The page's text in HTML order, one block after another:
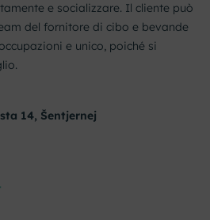
e socializzare. Il cliente può
del fornitore di cibo e bevande
e unico, poiché si
14, Šentjernej